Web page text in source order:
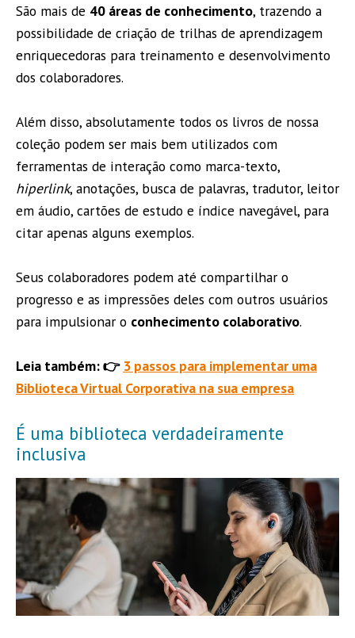
São mais de 40 áreas de conhecimento, trazendo a
possibilidade de criação de trilhas de aprendizagem
enriquecedoras para treinamento e desenvolvimento
dos colaboradores.
Além disso, absolutamente todos os livros de nossa
coleção podem ser mais bem utilizados com
ferramentas de interação como marca-texto,
hiperlink, anotações, busca de palavras, tradutor, leitor
em áudio, cartões de estudo e índice navegável, para
citar apenas alguns exemplos.
Seus colaboradores podem até compartilhar o
progresso e as impressões deles com outros usuários
para impulsionar o conhecimento colaborativo.
Leia também: 👉 3 passos para implementar uma
Biblioteca Virtual Corporativa na sua empresa
É uma biblioteca verdadeiramente
inclusiva